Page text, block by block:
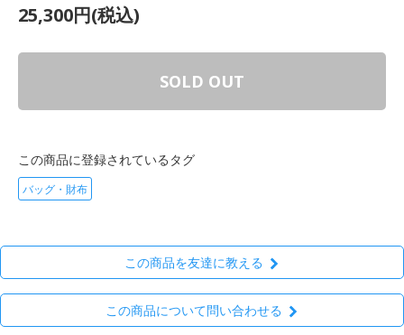
25,300円(税込)
SOLD OUT
この商品に登録されているタグ
バッグ・財布
この商品を友達に教える
この商品について問い合わせる